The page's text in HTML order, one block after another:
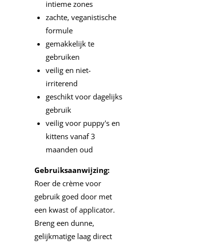
intieme zones
zachte, veganistische
formule
gemakkelijk te
gebruiken
veilig en niet-
irriterend
geschikt voor dagelijks
gebruik
veilig voor puppy's en
kittens vanaf 3
maanden oud
Gebruiksaanwijzing:
Roer de crème voor
gebruik goed door met
een kwast of applicator.
Breng een dunne,
gelijkmatige laag direct